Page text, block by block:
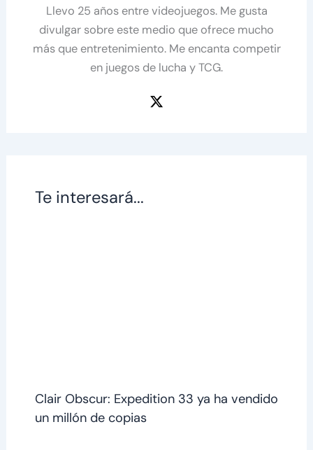
Llevo 25 años entre videojuegos. Me gusta
divulgar sobre este medio que ofrece mucho
más que entretenimiento. Me encanta competir
en juegos de lucha y TCG.
Te interesará...
Clair Obscur: Expedition 33 ya ha vendido
un millón de copias